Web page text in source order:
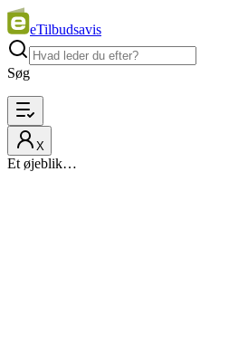
eTilbudsavis
Søg
X
Et øjeblik…